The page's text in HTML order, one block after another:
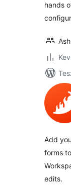
hands
Add
forms
edits.